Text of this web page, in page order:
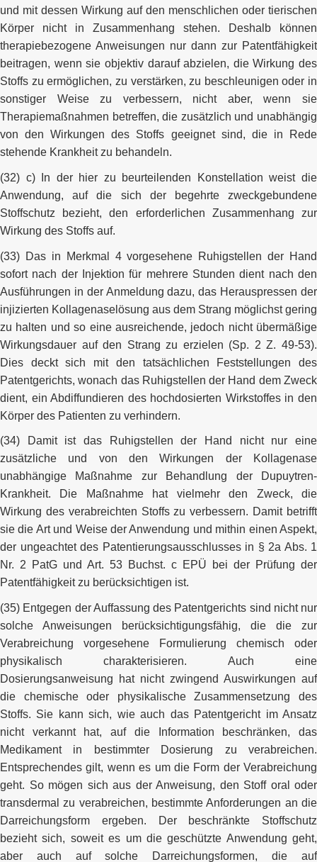
und mit dessen Wirkung auf den menschlichen oder tierischen
Körper nicht in Zusammenhang stehen. Deshalb können
therapiebezogene Anweisungen nur dann zur Patentfähigkeit
beitragen, wenn sie objektiv darauf abzielen, die Wirkung des
Stoffs zu ermöglichen, zu verstärken, zu beschleunigen oder in
sonstiger Weise zu verbessern, nicht aber, wenn sie
Therapiemaßnahmen betreffen, die zusätzlich und unabhängig
von den Wirkungen des Stoffs geeignet sind, die in Rede
stehende Krankheit zu behandeln.
(32) c) In der hier zu beurteilenden Konstellation weist die
Anwendung, auf die sich der begehrte zweckgebundene
Stoffschutz bezieht, den erforderlichen Zusammenhang zur
Wirkung des Stoffs auf.
(33) Das in Merkmal 4 vorgesehene Ruhigstellen der Hand
sofort nach der Injektion für mehrere Stunden dient nach den
Ausführungen in der Anmeldung dazu, das Herauspressen der
injizierten Kollagenaselösung aus dem Strang möglichst gering
zu halten und so eine ausreichende, jedoch nicht übermäßige
Wirkungsdauer auf den Strang zu erzielen (Sp. 2 Z. 49-53).
Dies deckt sich mit den tatsächlichen Feststellungen des
Patentgerichts, wonach das Ruhigstellen der Hand dem Zweck
dient, ein Abdiffundieren des hochdosierten Wirkstoffes in den
Körper des Patienten zu verhindern.
(34) Damit ist das Ruhigstellen der Hand nicht nur eine
zusätzliche und von den Wirkungen der Kollagenase
unabhängige Maßnahme zur Behandlung der Dupuytren-
Krankheit. Die Maßnahme hat vielmehr den Zweck, die
Wirkung des verabreichten Stoffs zu verbessern. Damit betrifft
sie die Art und Weise der Anwendung und mithin einen Aspekt,
der ungeachtet des Patentierungsausschlusses in § 2a Abs. 1
Nr. 2 PatG und Art. 53 Buchst. c EPÜ bei der Prüfung der
Patentfähigkeit zu berücksichtigen ist.
(35) Entgegen der Auffassung des Patentgerichts sind nicht nur
solche Anweisungen berücksichtigungsfähig, die die zur
Verabreichung vorgesehene Formulierung chemisch oder
physikalisch charakterisieren. Auch eine
Dosierungsanweisung hat nicht zwingend Auswirkungen auf
die chemische oder physikalische Zusammensetzung des
Stoffs. Sie kann sich, wie auch das Patentgericht im Ansatz
nicht verkannt hat, auf die Information beschränken, das
Medikament in bestimmter Dosierung zu verabreichen.
Entsprechendes gilt, wenn es um die Form der Verabreichung
geht. So mögen sich aus der Anweisung, den Stoff oral oder
transdermal zu verabreichen, bestimmte Anforderungen an die
Darreichungsform ergeben. Der beschränkte Stoffschutz
bezieht sich, soweit es um die geschützte Anwendung geht,
aber auch auf solche Darreichungsformen, die auf